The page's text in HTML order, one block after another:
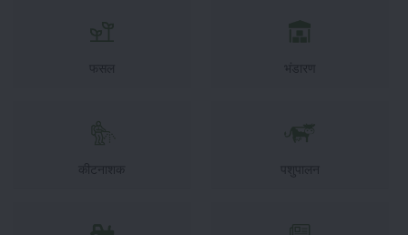
फसल भंडारण
कीटनाशक पशुपालन